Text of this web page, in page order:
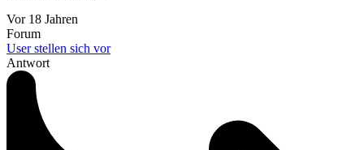
Vor 18 Jahren
Forum
User stellen sich vor
Antwort